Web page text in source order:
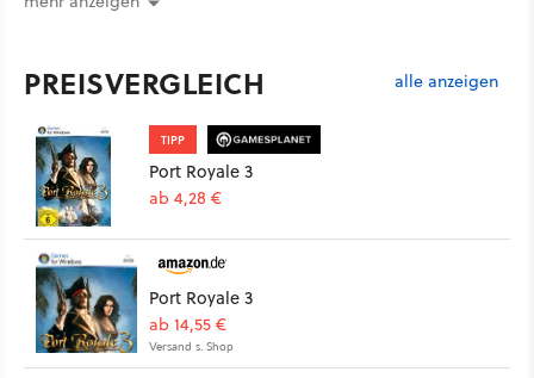
PREISVERGLEICH alle anzeigen
TIPP
Port Royale 3
ab 4,28 €
Port Royale 3
ab 14,55 €
Versand s. Shop